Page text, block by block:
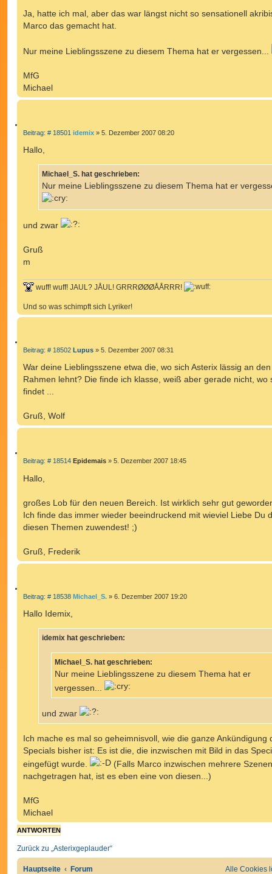
Ja, hatte ich mal, aber das war längst nicht so sensationell
Marco das gemacht hat.
Nur meine Lieblingsszene zu diesem Thema hat er vergessen...
MfG
Michael
Z
T
Beitrag: # 18501 B
r
a
g
idemix » 5. Dezember 2007 08:20
Hallo,
Michael_S. hat geschrieben:
Nur meine Lieblingsszene zu diesem Thema hat er
und zwar
Gruß
m
wuff! wuff! JAUL? JÅUL! GRRRØØØÅÅRRR!
Und so was schimpft sich Lyriker!
Z
T
I
E
E
N
Beitrag: # 18502B
i
r
Lupus » 5. Dezember 2007 08:31
War deine Lieblingsszene etwa die, wo sich Asterix lässig an den
Rahmen lehnt? Die finde ich klasse, weiß aber gerade nicht, wo
findet ...
Gruß, Wolf
Z
T
E
R
E
Beitrag: # 18514B
a
g
Epidemais » 5. Dezember 2007 18:45
Hallo,
großes Lob für den neuen Bereich. Ist wirklich sehr gut
Ich finde das immer wieder beeindruckend mit wieviel Liebe Du
diesen Themen zuwendest! ;)
Gruß, Frederik
Z
T
Beitrag: # 18538B
t
r
a
Michael_S. » 6. Dezember 2007 19:20
Hallo Idemix,
idemix hat geschrieben:
Michael_S. hat geschrieben:
Nur meine Lieblingsszene zu diesem Thema hat er
vergessen...
und zwar
Ich mache es mal so geheimnisvoll, wie die ganze Ankündigung
Specials bisher ist: Es ist die, die inzwischen mit Bild in das
eingefügt wurde.
(Falls Marco inzwischen mehrere Szenen
nachgetragen hat, ist es eben eine von diesen...)
MfG
Michael
ANTWORTEN
Zurück zu „Asterixgeplauder“
Hauptseite Forum Alle Cookies